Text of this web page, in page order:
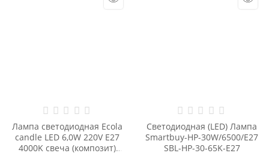
Лампа светодиодная Ecola
candle LED 6,0W 220V E27
4000K свеча (композит)
Светодиодная (LED) Лампа
Smartbuy-HP-30W/6500/E27
SBL-HP-30-65K-E27